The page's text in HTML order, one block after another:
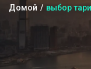
Домой выбор